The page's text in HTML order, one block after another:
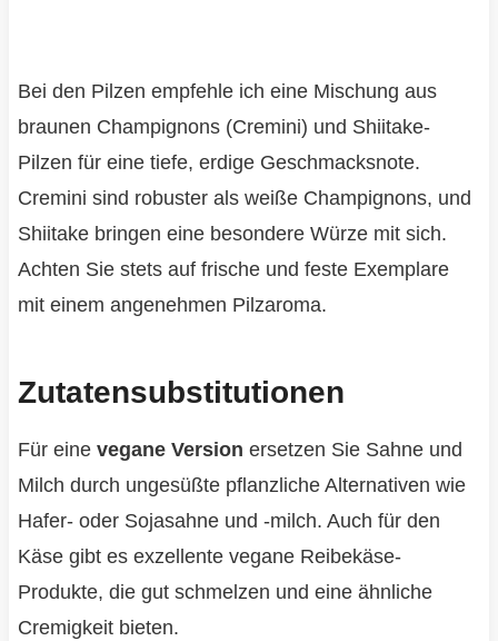
Bei den Pilzen empfehle ich eine Mischung aus
braunen Champignons (Cremini) und Shiitake-
Pilzen für eine tiefe, erdige Geschmacksnote.
Cremini sind robuster als weiße Champignons, und
Shiitake bringen eine besondere Würze mit sich.
Achten Sie stets auf frische und feste Exemplare
mit einem angenehmen Pilzaroma.
Zutatensubstitutionen
Für eine vegane Version ersetzen Sie Sahne und
Milch durch ungesüßte pflanzliche Alternativen wie
Hafer- oder Sojasahne und -milch. Auch für den
Käse gibt es exzellente vegane Reibekäse-
Produkte, die gut schmelzen und eine ähnliche
Cremigkeit bieten.